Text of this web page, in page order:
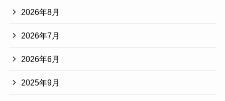
2026年8月
2026年7月
2026年6月
2025年9月